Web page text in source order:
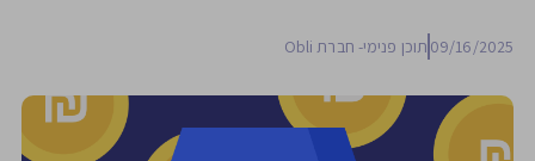
09/16/2025 תוכן פנימי- חברת Obli